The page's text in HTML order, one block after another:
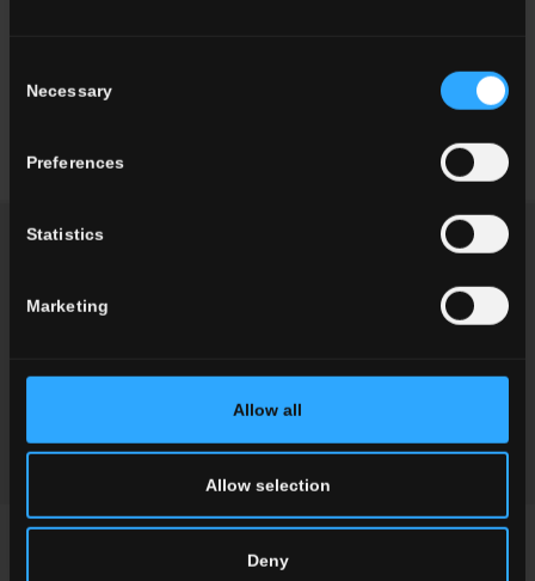
Selection
Necessary
Preferences
Statistics
Marketing
Allow all
Allow selection
Deny
Eracle Sports Center, San Piero
Mehr dazu